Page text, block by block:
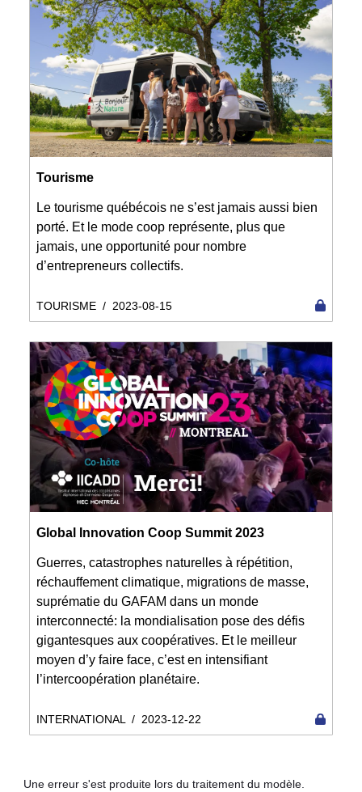
Tourisme
Le tourisme québécois ne s’est jamais aussi bien
porté. Et le mode coop représente, plus que
jamais, une opportunité pour nombre
d’entrepreneurs collectifs.
TOURISME / 2023-08-15
Global Innovation Coop Summit 2023
Guerres, catastrophes naturelles à répétition,
réchauffement climatique, migrations de masse,
suprématie du GAFAM dans un monde
interconnecté: la mondialisation pose des défis
gigantesques aux coopératives. Et le meilleur
moyen d’y faire face, c’est en intensifiant
l’intercoopération planétaire.
INTERNATIONAL / 2023-12-22
Une erreur s'est produite lors du traitement du modèle.